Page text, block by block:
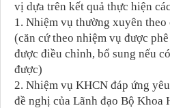
vị dựa trên kết quả thực hiện
1. Nhiệm vụ thường xuyên
(căn cứ theo nhiệm vụ được
được điều chỉnh, bổ sung nếu
được)
2. Nhiệm vụ KHCN đáp ứng
đề nghị của Lãnh đạo Bộ Khoa